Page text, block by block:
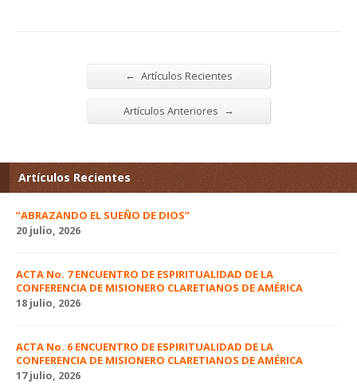
← Artículos Recientes
Artículos Anteriores →
Artículos Recientes
“ABRAZANDO EL SUEÑO DE DIOS”
20 julio, 2026
ACTA No. 7 ENCUENTRO DE ESPIRITUALIDAD DE LA
CONFERENCIA DE MISIONERO CLARETIANOS DE AMÉRICA
18 julio, 2026
ACTA No. 6 ENCUENTRO DE ESPIRITUALIDAD DE LA
CONFERENCIA DE MISIONERO CLARETIANOS DE AMÉRICA
17 julio, 2026